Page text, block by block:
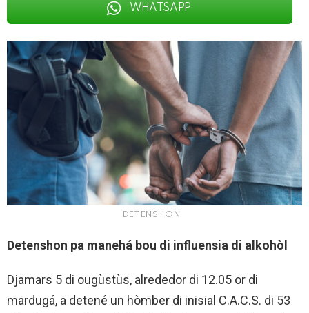
WHATSAPP
DETENSHON
Detenshon pa manehá bou di influensia di alkohòl
Djamars 5 di ougùstùs, alrededor di 12.05 or di
mardugá, a detené un hòmber di inisial C.A.C.S. di 53